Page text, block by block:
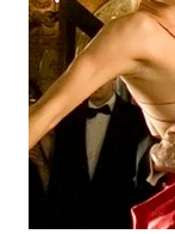
WN
MAJALENGKA
WN
SUBANG